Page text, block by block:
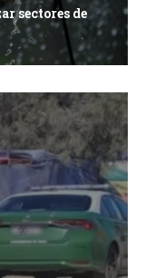
sectores de